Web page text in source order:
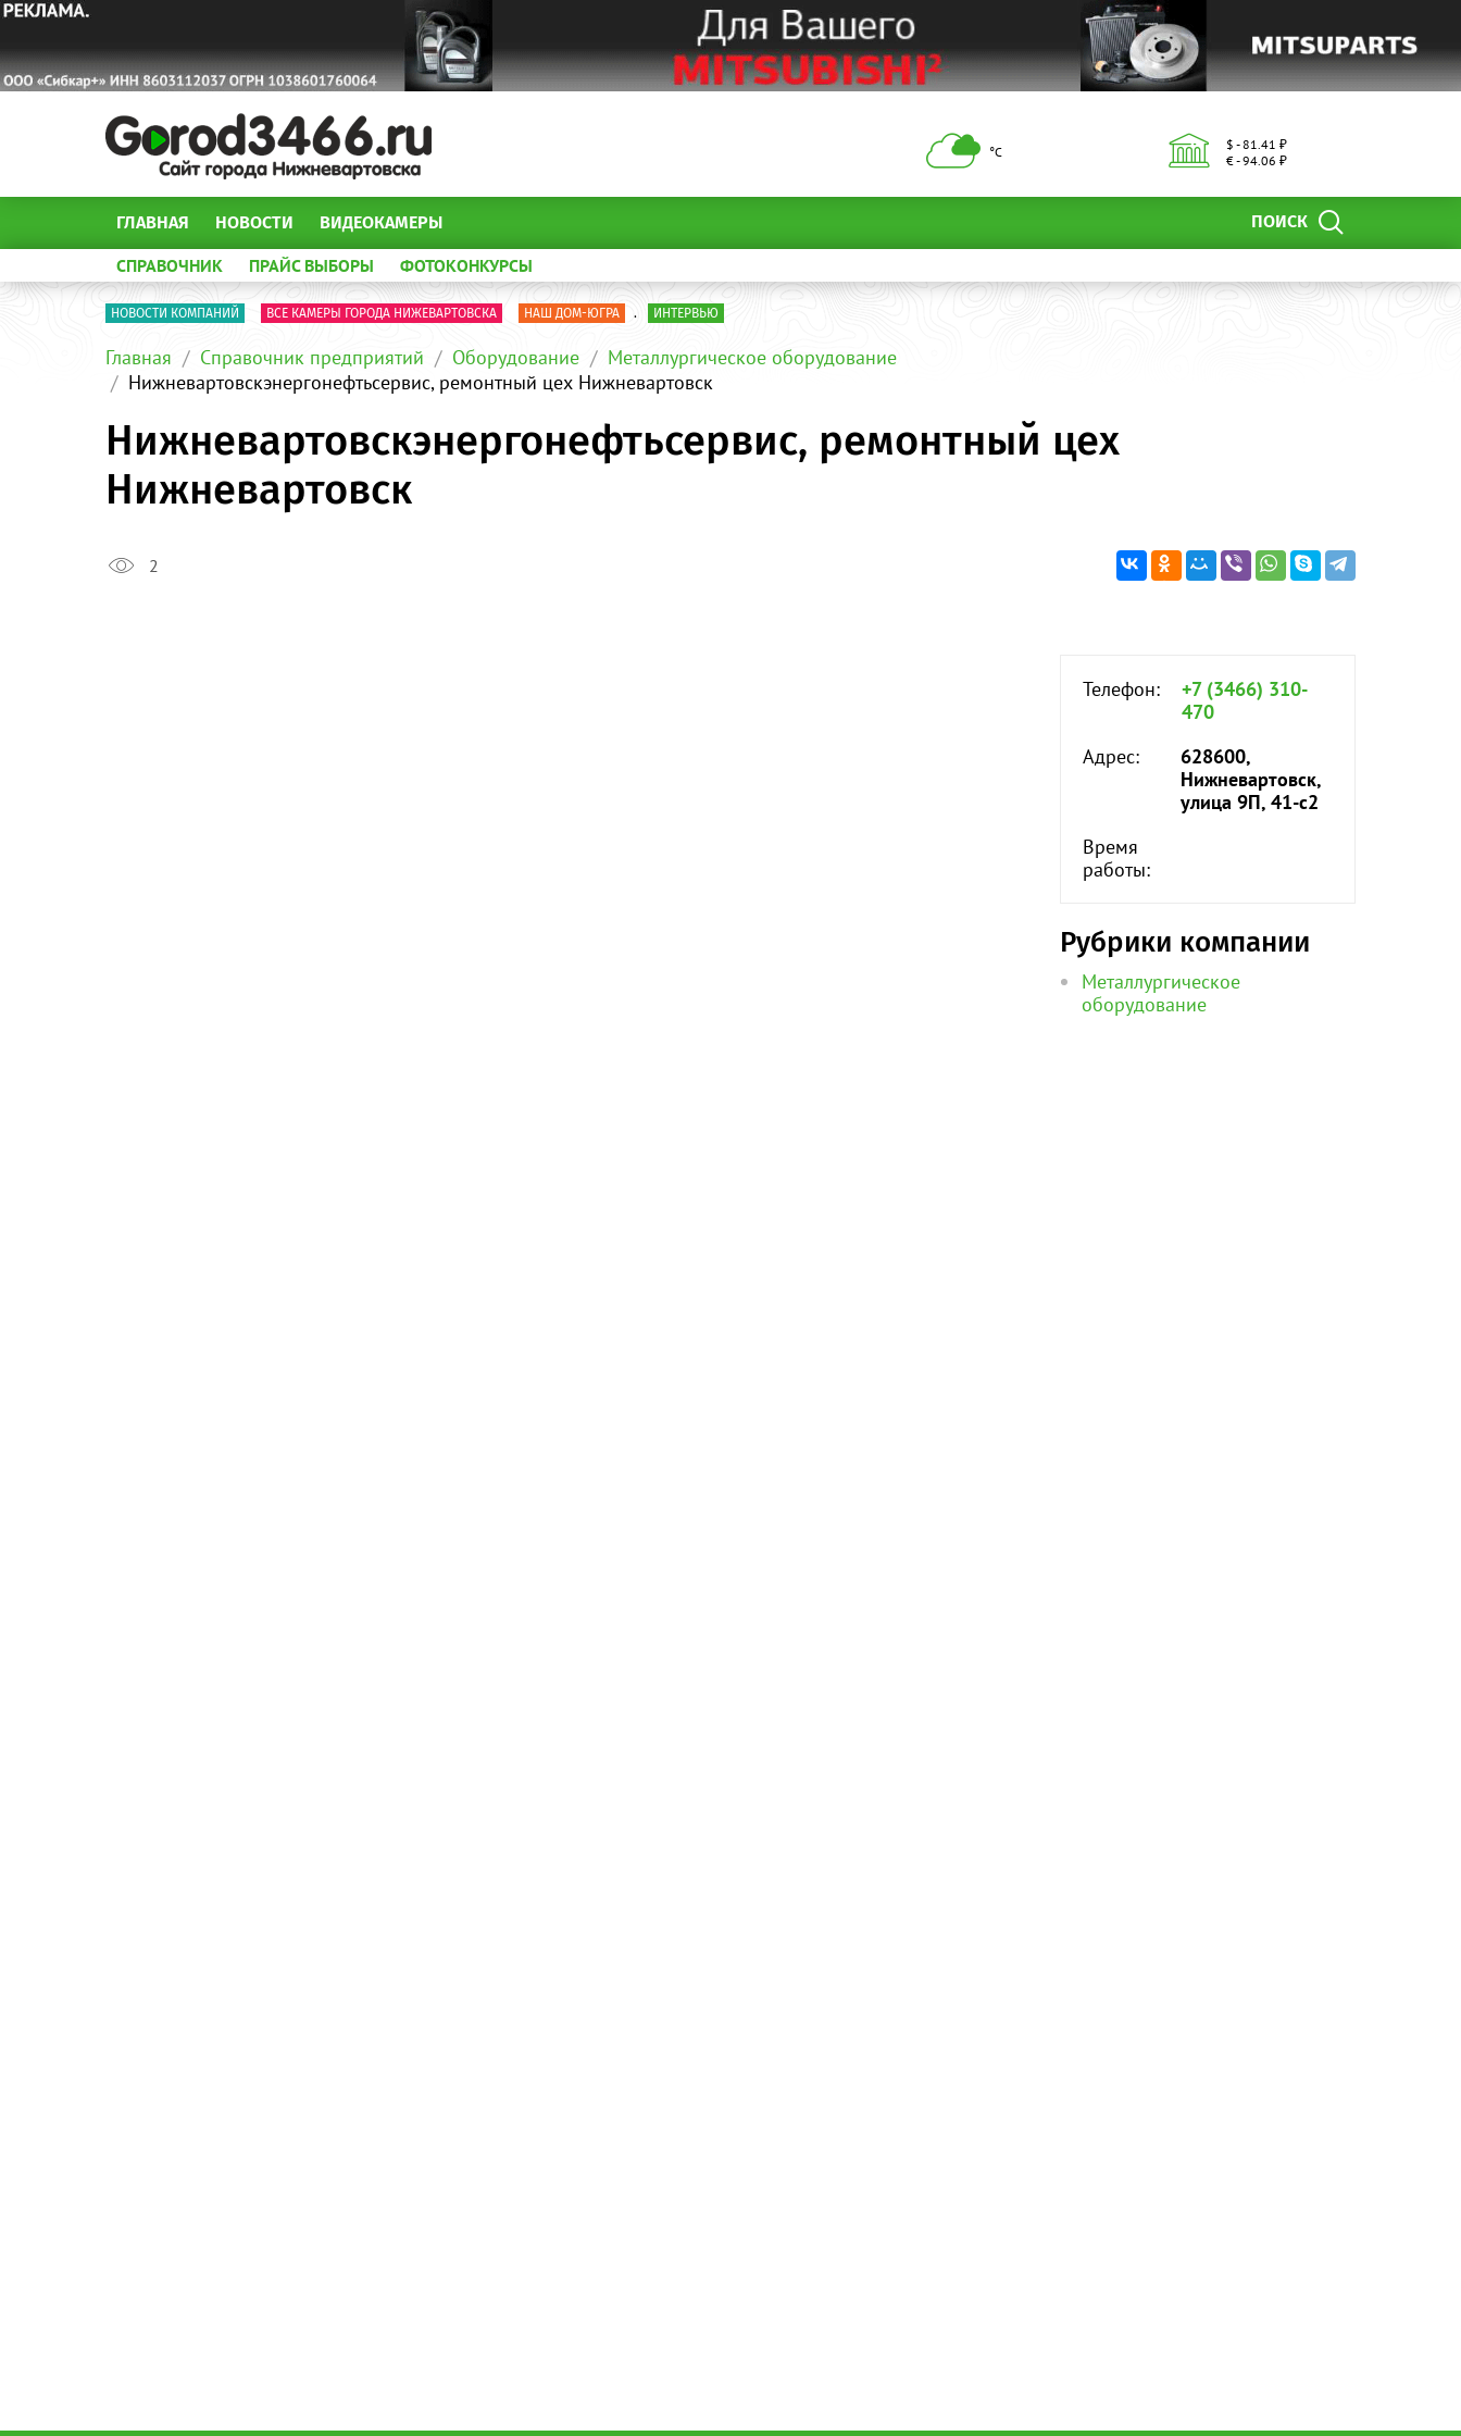
°С
$ - 81.41 ₽
€ - 94.06 ₽
ПОИСК
ГЛАВНАЯ НОВОСТИ ВИДЕОКАМЕРЫ
СПРАВОЧНИК ПРАЙС ВЫБОРЫ ФОТОКОНКУРСЫ
НОВОСТИ КОМПАНИЙ ВСЕ КАМЕРЫ ГОРОДА НИЖЕВАРТОВСКА НАШ ДОМ-ЮГРА . ИНТЕРВЬЮ
Главная Справочник предприятий Оборудование
Металлургическое оборудование
Нижневартовскэнергонефтьсервис, ремонтный цех Нижневартовск
Нижневартовскэнергонефтьсервис, ремонтный цех
Нижневартовск
2
Телефон:
+7 (3466) 310-
470
Адрес:
628600,
Нижневартовск,
улица 9П, 41-с2
Время
работы:
Рубрики компании
Металлургическое
оборудование